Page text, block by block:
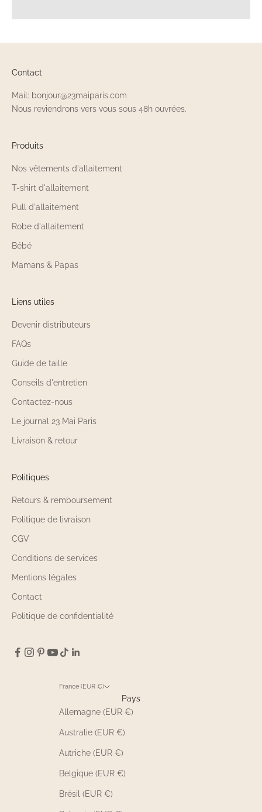
Contact
Mail: bonjour@23maiparis.com
Nous reviendrons vers vous sous 48h ouvrées.
Produits
Nos vêtements d'allaitement
T-shirt d'allaitement
Pull d'allaitement
Robe d'allaitement
Bébé
Mamans & Papas
Liens utiles
Devenir distributeurs
FAQs
Guide de taille
Conseils d'entretien
Contactez-nous
Le journal 23 Mai Paris
Livraison & retour
Politiques
Retours & remboursement
Politique de livraison
CGV
Conditions de services
Mentions légales
Contact
Politique de confidentialité
France (EUR €)
Pays
Allemagne (EUR €)
Australie (EUR €)
Autriche (EUR €)
Belgique (EUR €)
Brésil (EUR €)